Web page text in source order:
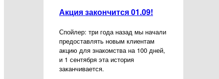
Акция закончится 01.09!
Спойлер: три года назад мы начали
предоставлять новым клиентам
акцию для знакомства на 100 дней,
и 1 сентября эта история
заканчивается.